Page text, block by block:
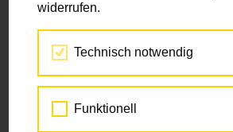
Du“-Box abgeschlossen?
Gratulation!
widerrufen.
Technisch notwendig
Funktionell